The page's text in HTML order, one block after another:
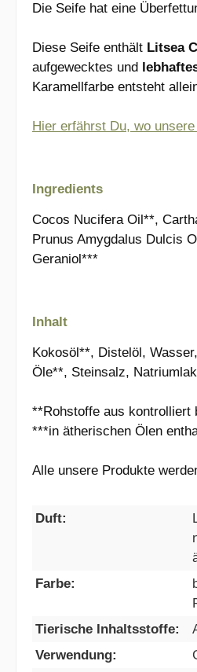
Die Seife hat eine
Diese Seife enthält Litsea
aufgewecktes und
Karamellfarbe entsteht
Hier erfährst Du, wo
Ingredients
Cocos Nucifera Oil**,
Prunus Amygdalus Dulcis
Geraniol***
Inhalt
Kokosöl**, Distelöl,
Öle**, Steinsalz,
**Rohstoffe aus kontrolliert
***in ätherischen Ölen
Alle unsere Produkte
Duft:
Farbe:
Tierische Inhaltsstoffe:
Verwendung: